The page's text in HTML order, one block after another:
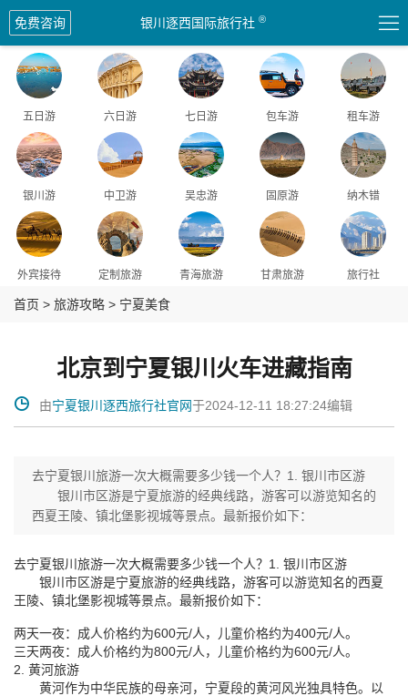

免费咨询 银川逐西国际旅行社 ®
五日游 六日游 七日游 包车游 租车游
银川游 中卫游 吴忠游 固原游 纳木错
外宾接待 定制旅游 青海旅游 甘肃旅游 旅行社
首页 > 旅游攻略 > 宁夏美食
北京到宁夏银川火车进藏指南
 由宁夏银川逐西旅行社官网于2024-12-11 18:27:24编辑
去宁夏银川旅游一次大概需要多少钱一个人？1. 银川市区游
银川市区游是宁夏旅游的经典线路，游客可以游览知名的
西夏王陵、镇北堡影视城等景点。最新报价如下：
去宁夏银川旅游一次大概需要多少钱一个人？1. 银川市区游
银川市区游是宁夏旅游的经典线路，游客可以游览知名的西夏
王陵、镇北堡影视城等景点。最新报价如下：
两天一夜：成人价格约为600元/人，儿童价格约为400元/人。
三天两夜：成人价格约为800元/人，儿童价格约为600元/人。
2. 黄河旅游
黄河作为中华民族的母亲河，宁夏段的黄河风光独具特色。以
爆品
爆品
爆品
爆品